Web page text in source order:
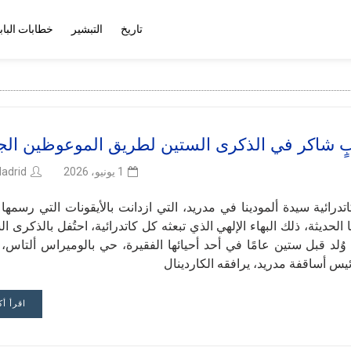
تاريخ التبشير خطابات
شاكر في الذكرى الستين لطريق الموعوظين
1 يونيو، 2026
سيدة ألمودينا في مدريد، التي ازدانت بالأيقونات التي
ذلك البهاء الإلهي الذي تبعثه كل كاتدرائية، احتُفل بالذكرى
قبل ستين عامًا في أحد أحيائها الفقيرة، حي بالوميراس
أساقفة مدريد، يرافقه الكاردينال
اقرأ